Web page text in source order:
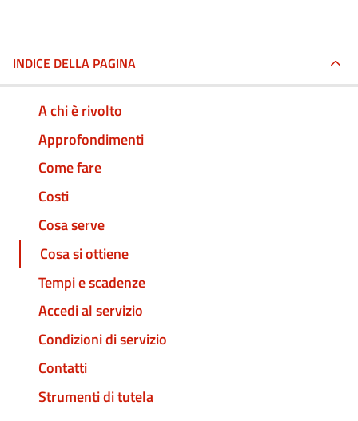
INDICE DELLA PAGINA
A chi è rivolto
Approfondimenti
Come fare
Costi
Cosa serve
Cosa si ottiene
Tempi e scadenze
Accedi al servizio
Condizioni di servizio
Contatti
Strumenti di tutela